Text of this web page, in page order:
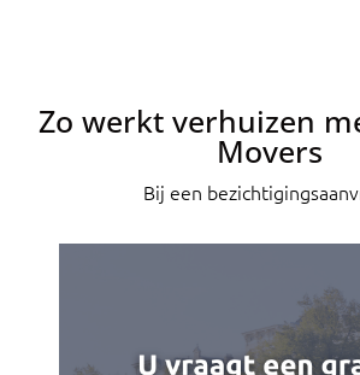
Zo werkt verhuizen
Movers
Bij een